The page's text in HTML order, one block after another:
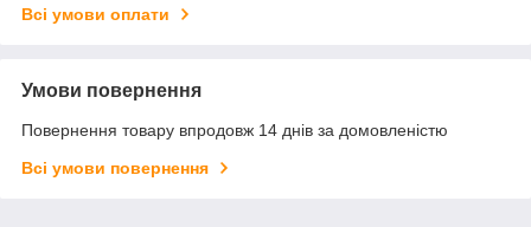
Всі умови оплати
Умови повернення
Повернення товару впродовж 14 днів за домовленістю
Всі умови повернення